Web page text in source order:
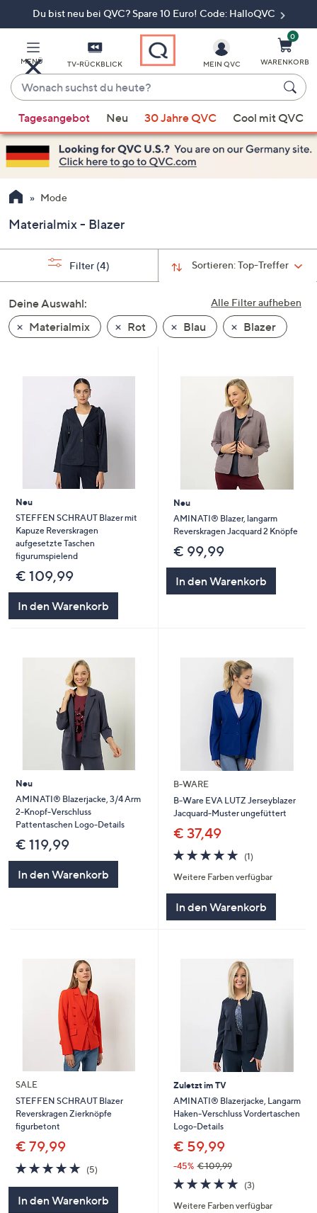
Du bist neu bei QVC? Spare 10 Euro! Code: HalloQVC
MENÜ TV-RÜCKBLICK
Wonach
suchst
du
heute?
Vorschläge
verfügbar
sind,
verwenden
Sie
Pfeiltasten
nach
und
nach
unten
oder
um
diese
anzuzeigen.
MEIN QVC
0
WARENKORB
Tagesangebot Neu 30 Jahre QVC Cool mit QVC
Mode
Materialmix - Blazer
Sortieren:Top-Treffer
Filter (4)
Alle Filter aufheben
Deine Auswahl:
Materialmix
Rot Blau Blazer
Neu
STEFFEN SCHRAUT Blazer mit
Kapuze Reverskragen
aufgesetzte Taschen
figurumspielend
€ 109,99
In den Warenkorb
Neu
AMINATI® Blazer, langarm
Reverskragen Jacquard 2 Knöpfe
€ 99,99
In den Warenkorb
Neu
AMINATI® Blazerjacke, 3/4 Arm
2-Knopf-Verschluss
Pattentaschen Logo-Details
€ 119,99
In den Warenkorb
B-WARE
B-Ware EVA LUTZ Jerseyblazer
Jacquard-Muster ungefüttert
€ 37,49
5.0
von
5
(1)1
Weitere Farben verfügbar
In den Warenkorb
SALE
STEFFEN SCHRAUT Blazer
Reverskragen Zierknöpfe
figurbetont
€ 79,99
5.0
von
(5)5
In den Warenkorb
Zuletzt im TV
AMINATI® Blazerjacke, Langarm
Haken-Verschluss Vordertaschen
Logo-Details
€ 59,99
-45% € 109,99
5.0
von
5
(3)3
Weitere Farben verfügbar